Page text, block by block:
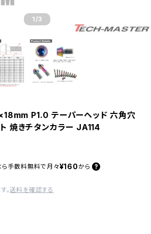
1 /3
P1.0 テーパーヘッド 六角穴
焼きチタンカラー JA114
ら 手数料無料で 月々¥160 から
。送料を確認する